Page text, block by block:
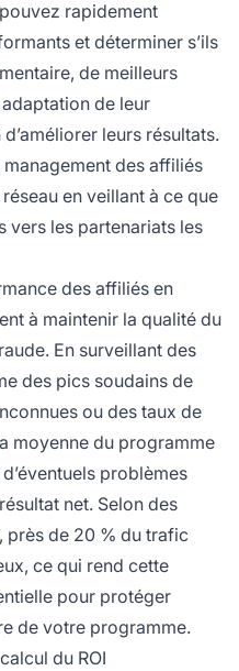
rapidement
et déterminer s’ils
de meilleurs
de leur
leurs résultats.
des affiliés
en veillant à ce que
vers les partenariats les
des affiliés en
à maintenir la qualité du
En surveillant des
des pics soudains de
ou des taux de
moyenne du programme
problèmes
net. Selon des
près de 20 % du trafic
ce qui rend cette
pour protéger
de votre programme.
du ROI